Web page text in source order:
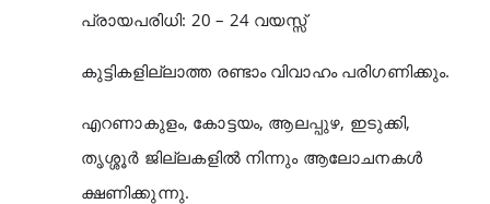
പ്രായപരിധി: 20 – 24 വയസ്സ്
കുട്ടികളില്ലാത്ത രണ്ടാം വിവാഹം പരിഗണിക്കും.
എറണാകുളം, കോട്ടയം, ആലപ്പുഴ, ഇടുക്കി,
തൃശ്ശൂർ ജില്ലകളിൽ നിന്നും ആലോചനകൾ
ക്ഷണിക്കുന്നു.